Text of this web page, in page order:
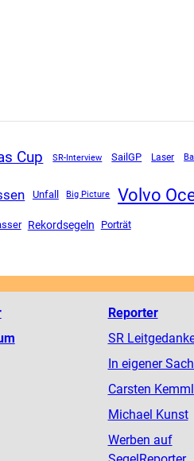
Cup SR-Interview SailGP Laser
Unfall Big Picture Volvo
Rekordsegeln Porträt
Reporter
SR
In eigener
Carsten
Michael Kunst
Werben auf